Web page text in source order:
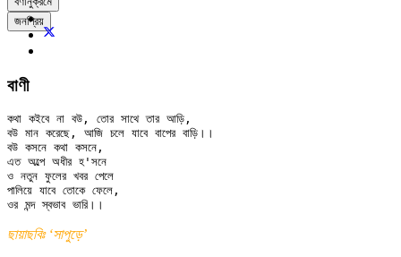
জনপ্রিয়
বাণী
কথা কইবে না বউ, তোর সাথে তার আড়ি,
বউ মান করেছে, আজি চলে যাবে বাপের বাড়ি।।
বউ কসনে কথা কসনে,
এত অল্পে অধীর হ'সনে
ও নতুন ফুলের খবর পেলে
পালিয়ে যাবে তোকে ফেলে,
ছায়াছবিঃ ‌‘সাপুড়ে’